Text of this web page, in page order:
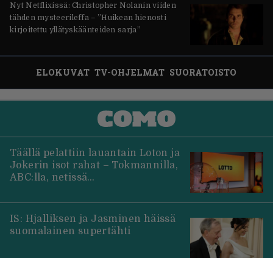
Nyt Netflixissä: Christopher Nolanin viiden
tähden mysteerileffa – ”Huikean hienosti
kirjoitettu yllätyskäänteiden sarja”
ELOKUVAT TV-OHJELMAT SUORATOISTO
Täällä pelattiin lauantain Loton ja
Jokerin isot rahat – Tokmannilla,
ABC:lla, netissä…
IS: Hjalliksen ja Jasminen häissä
suomalainen supertähti